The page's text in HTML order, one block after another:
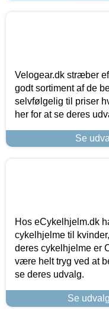
Velogear.dk stræber
godt sortiment af de
selvfølgelig til priser
her for at se deres
Se
Hos eCykelhjelm.dk
cykelhjelme til
deres cykelhjelme er
være helt tryg ved at
se deres udvalg.
Se